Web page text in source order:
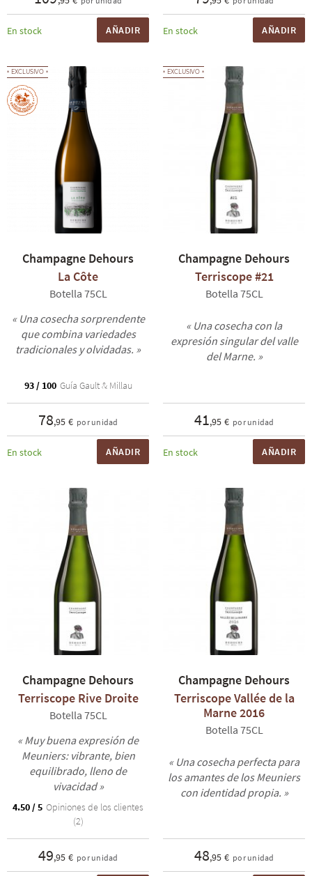
En stock AÑADIR En stock AÑADIR
EXCLUSIVO
Champagne Dehours
La Côte
Botella 75CL
« Una cosecha sorprendente
que combina variedades
tradicionales y olvidadas. »
93 / 100 Guía Gault & Millau
78,95 € por unidad
En stock AÑADIR
EXCLUSIVO
Champagne Dehours
Terriscope #21
Botella 75CL
« Una cosecha con la
expresión singular del valle
del Marne. »
41,95 € por unidad
En stock AÑADIR
Champagne Dehours
Terriscope Rive Droite
Botella 75CL
« Muy buena expresión de
Meuniers: vibrante, bien
equilibrado, lleno de
vivacidad »
4.50 / 5 Opiniones de los clientes
(2)
49,95 € por unidad
Champagne Dehours
Terriscope Vallée de la
Marne 2016
Botella 75CL
« Una cosecha perfecta para
los amantes de los Meuniers
con identidad propia. »
48,95 € por unidad